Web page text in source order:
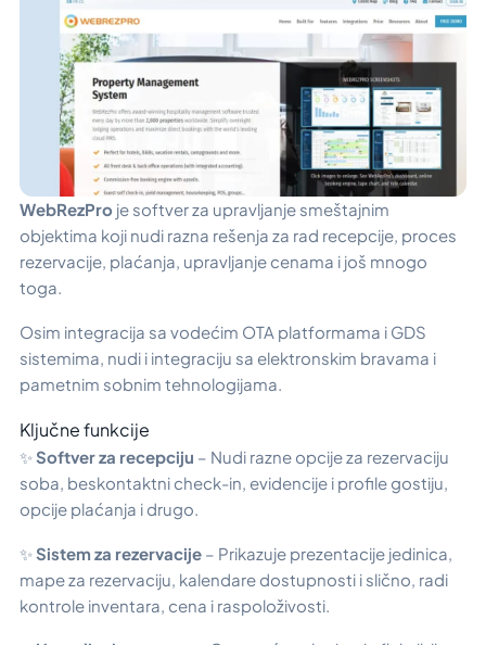
WebRezPro je softver za upravljanje smeštajnim
objektima koji nudi razna rešenja za rad recepcije, proces
rezervacije, plaćanja, upravljanje cenama i još mnogo
toga.
Osim integracija sa vodećim OTA platformama i GDS
sistemima, nudi i integraciju sa elektronskim bravama i
pametnim sobnim tehnologijama.
Ključne funkcije
✨Softver za recepciju – Nudi razne opcije za rezervaciju
soba, beskontaktni check-in, evidencije i profile gostiju,
opcije plaćanja i drugo.
✨Sistem za rezervacije – Prikazuje prezentacije jedinica,
mape za rezervaciju, kalendare dostupnosti i slično, radi
kontrole inventara, cena i raspoloživosti.